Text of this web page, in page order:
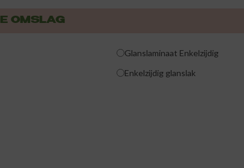
OMSLAG
Glanslaminaat Enkelzijdig
Enkelzijdig glanslak